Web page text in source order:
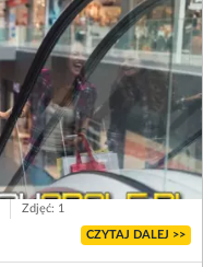
Zdjęć: 1
CZYTAJ DALEJ >>